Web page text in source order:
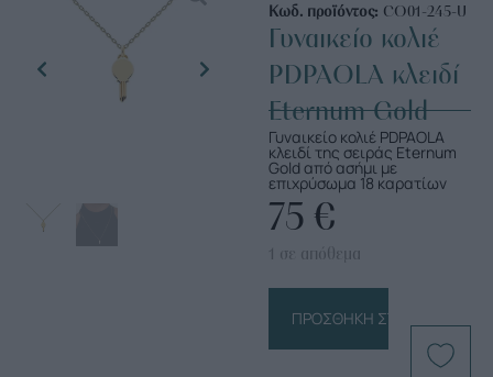
Κωδ. προϊόντος: CO01-245-U
Γυναικείο κολιέ
PDPAOLA κλειδί
Eternum Gold
Γυναικείο κολιέ PDPAOLA
κλειδί της σειράς Eternum
Gold από ασήμι με
επιχρύσωμα 18 καρατίων
75 €
1 σε απόθεμα
ΠΡΟΣΘΉΚΗ ΣΤΟ ΚΑΛΆΘΙ